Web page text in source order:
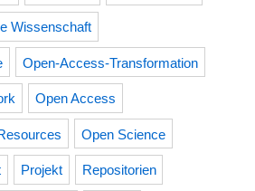
Wissenschaft
Open-Access-Transformation
Open Access
Open Science
Projekt Repositorien